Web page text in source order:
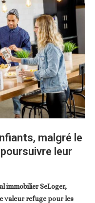
malgré le
leur
immobilier SeLoger,
valeur refuge pour les